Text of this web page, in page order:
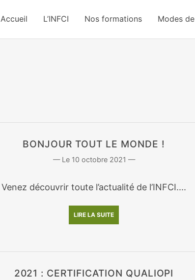
Accueil L’INFCI Nos formations Modes
BONJOUR TOUT LE MONDE !
10 octobre 2021
Venez découvrir toute l’actualité de l’INFCI....
LIRE LA SUITE
2021 : CERTIFICATION QUALIOPI